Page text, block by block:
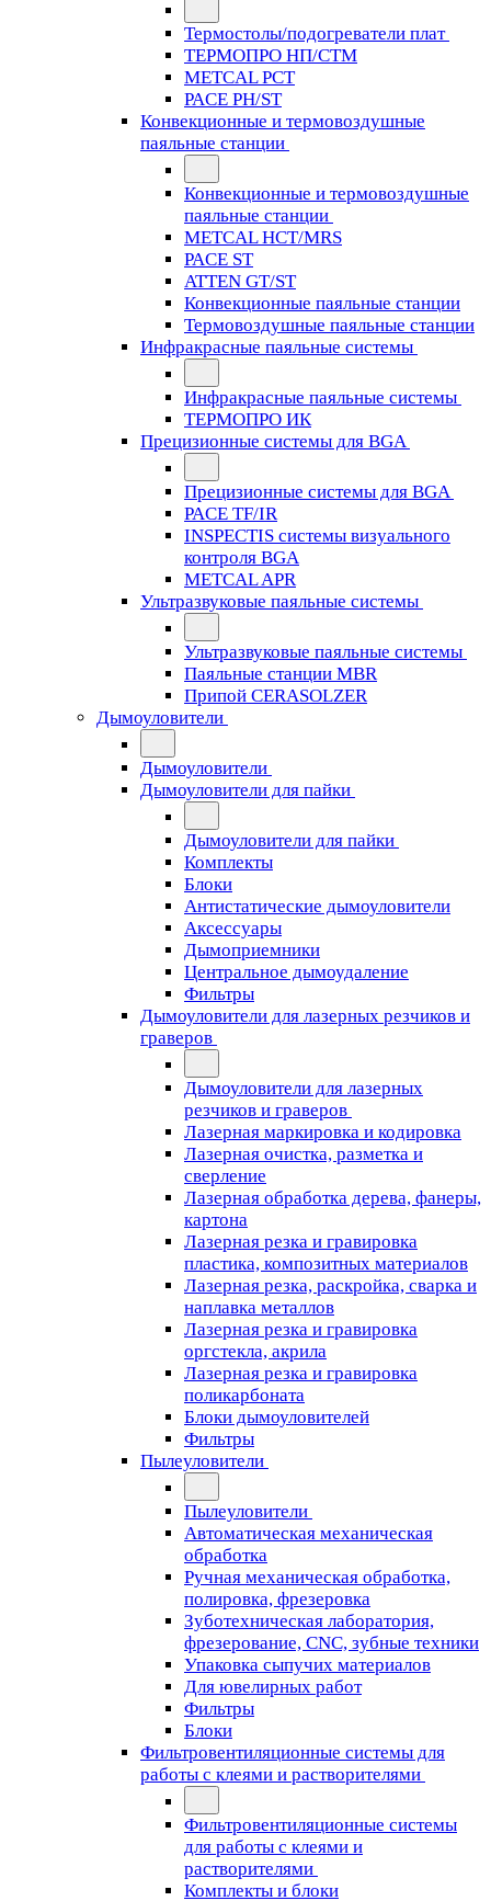
Термостолы/подогреватели плат
ТЕРМОПРО НП/СТМ
METCAL PCT
PACE PH/ST
Конвекционные и термовоздушные
паяльные станции
Конвекционные и термовоздушные
паяльные станции
METCAL HCT/MRS
PACE ST
ATTEN GT/ST
Конвекционные паяльные станции
Термовоздушные паяльные станции
Инфракрасные паяльные системы
Инфракрасные паяльные системы
ТЕРМОПРО ИК
Прецизионные системы для BGA
Прецизионные системы для BGA
PACE TF/IR
INSPECTIS системы визуального
контроля BGA
METCAL APR
Ультразвуковые паяльные системы
Ультразвуковые паяльные системы
Паяльные станции MBR
Припой CERASOLZER
Дымоуловители
Дымоуловители
Дымоуловители для пайки
Дымоуловители для пайки
Комплекты
Блоки
Антистатические дымоуловители
Аксессуары
Дымоприемники
Центральное дымоудаление
Фильтры
Дымоуловители для лазерных резчиков и
граверов
Дымоуловители для лазерных
резчиков и граверов
Лазерная маркировка и кодировка
Лазерная очистка, разметка и
сверление
Лазерная обработка дерева, фанеры,
картона
Лазерная резка и гравировка
пластика, композитных материалов
Лазерная резка, раскройка, сварка и
наплавка металлов
Лазерная резка и гравировка
оргстекла, акрила
Лазерная резка и гравировка
поликарбоната
Блоки дымоуловителей
Фильтры
Пылеуловители
Пылеуловители
Автоматическая механическая
обработка
Ручная механическая обработка,
полировка, фрезеровка
Зуботехническая лаборатория,
фрезерование, CNC, зубные техники
Упаковка сыпучих материалов
Для ювелирных работ
Фильтры
Блоки
Фильтровентиляционные системы для
работы с клеями и растворителями
Фильтровентиляционные системы
для работы с клеями и
растворителями
Комплекты и блоки